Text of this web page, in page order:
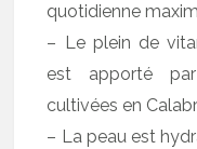
quotidienne
– Le plein de
est apporté par
cultivées en
– La peau est